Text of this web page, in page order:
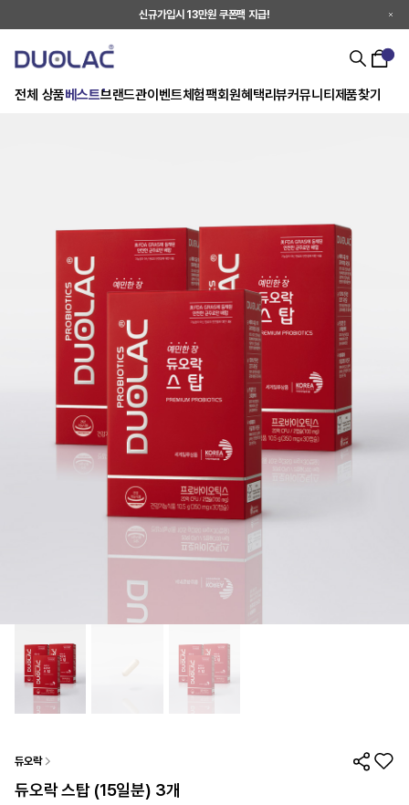
신규가입시 13만원 쿠폰팩 지급!
전체 상품베스트브랜드관이벤트체험팩회원혜택리뷰커뮤니티 제품찾기
듀오락
듀오락 스탑 (15일분) 3개